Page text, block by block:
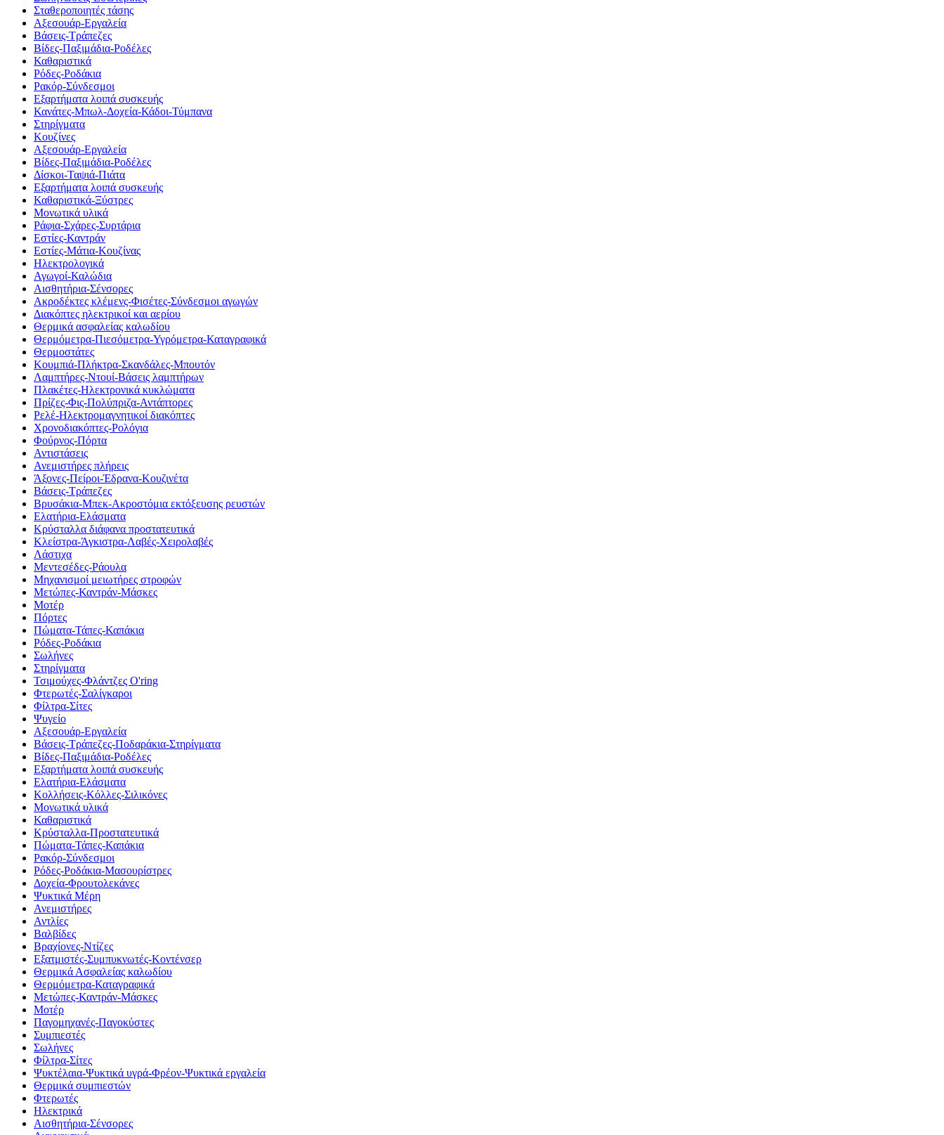
Σταθεροποιητές τάσης
Αξεσουάρ-Εργαλεία
Βάσεις-Τράπεζες
Βίδες-Παξιμάδια-Ροδέλες
Καθαριστικά
Ρόδες-Ροδάκια
Ρακόρ-Σύνδεσμοι
Εξαρτήματα λοιπά συσκευής
Κανάτες-Μπωλ-Δοχεία-Κάδοι-Τύμπανα
Στηρίγματα
Κουζίνες
Αξεσουάρ-Εργαλεία
Βίδες-Παξιμάδια-Ροδέλες
Δίσκοι-Ταψιά-Πιάτα
Εξαρτήματα λοιπά συσκευής
Καθαριστικά-Ξύστρες
Μονωτικά υλικά
Ράφια-Σχάρες-Συρτάρια
Εστίες-Καντράν
Εστίες-Μάτια-Κουζίνας
Ηλεκτρολογικά
Αγωγοί-Καλώδια
Αισθητήρια-Σένσορες
Ακροδέκτες κλέμενς-Φισέτες-Σύνδεσμοι αγωγών
Διακόπτες ηλεκτρικοί και αερίου
Θερμικά ασφαλείας καλωδίου
Θερμόμετρα-Πιεσόμετρα-Υγρόμετρα-Καταγραφικά
Θερμοστάτες
Κουμπιά-Πλήκτρα-Σκανδάλες-Μπουτόν
Λαμπτήρες-Ντουί-Βάσεις λαμπτήρων
Πλακέτες-Ηλεκτρονικά κυκλώματα
Πρίζες-Φις-Πολύπριζα-Αντάπτορες
Ρελέ-Ηλεκτρομαγνητικοί διακόπτες
Χρονοδιακόπτες-Ρολόγια
Φούρνος-Πόρτα
Αντιστάσεις
Ανεμιστήρες πλήρεις
Άξονες-Πείροι-Έδρανα-Κουζινέτα
Βάσεις-Τράπεζες
Βρυσάκια-Μπεκ-Ακροστόμια εκτόξευσης ρευστών
Ελατήρια-Ελάσματα
Κρύσταλλα διάφανα προστατευτικά
Κλείστρα-Άγκιστρα-Λαβές-Χειρολαβές
Λάστιχα
Μεντεσέδες-Ράουλα
Μηχανισμοί μειωτήρες στροφών
Μετώπες-Καντράν-Μάσκες
Μοτέρ
Πόρτες
Πώματα-Τάπες-Καπάκια
Ρόδες-Ροδάκια
Σωλήνες
Στηρίγματα
Τσιμούχες-Φλάντζες O'ring
Φτερωτές-Σαλίγκαροι
Φίλτρα-Σίτες
Ψυγείο
Αξεσουάρ-Εργαλεία
Βάσεις-Τράπεζες-Ποδαράκια-Στηρίγματα
Βίδες-Παξιμάδια-Ροδέλες
Εξαρτήματα λοιπά συσκευής
Ελατήρια-Ελάσματα
Κολλήσεις-Κόλλες-Σιλικόνες
Μονωτικά υλικά
Καθαριστικά
Κρύσταλλα-Προστατευτικά
Πώματα-Τάπες-Καπάκια
Ρακόρ-Σύνδεσμοι
Ρόδες-Ροδάκια-Μασουρίστρες
Δοχεία-Φρουτολεκάνες
Ψυκτικά Μέρη
Ανεμιστήρες
Αντλίες
Βαλβίδες
Βραχίονες-Ντίζες
Εξατμιστές-Συμπυκνωτές-Κοντένσερ
Θερμικά Ασφαλείας καλωδίου
Θερμόμετρα-Καταγραφικά
Μετώπες-Καντράν-Μάσκες
Μοτέρ
Παγομηχανές-Παγοκύστες
Συμπιεστές
Σωλήνες
Φίλτρα-Σίτες
Ψυκτέλαια-Ψυκτικά υγρά-Φρέον-Ψυκτικά εργαλεία
Θερμικά συμπιεστών
Φτερωτές
Ηλεκτρικά
Αισθητήρια-Σένσορες